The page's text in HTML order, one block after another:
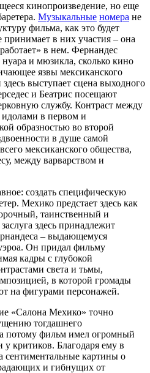
кинопроизведение, но еще
Музыкальные номера не
фильма, как это будет
принимает в них участия – она
в нем. Фернандес
и мюзикла, сколько кино
язвы мексиканского
выступает сцена выходного
и Беатрис посещают
службу. Контраст между
в первом и
образностью во второй
в душе самой
мексиканского общества,
между варварством и
создать специфическую
Мехико предстает здесь как
таинственный и
здесь принадлежит
– выдающемуся
Он придал фильму
кадры с глубокой
света и тьмы,
в которой громады
на фигурами персонажей.
«Салона Мехико» точно
тогдашнего
потому фильм имел огромный
у критиков. Благодаря ему в
сентиментальные картины о
и гибнущих от